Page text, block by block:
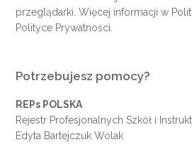
przeglądarki. Więcej informacji w
Polityce Prywatności
Potrzebujesz pomocy?
REPs POLSKA
Rejestr Profesjonalnych Szkół i
Edyta Bartejczuk Wolak